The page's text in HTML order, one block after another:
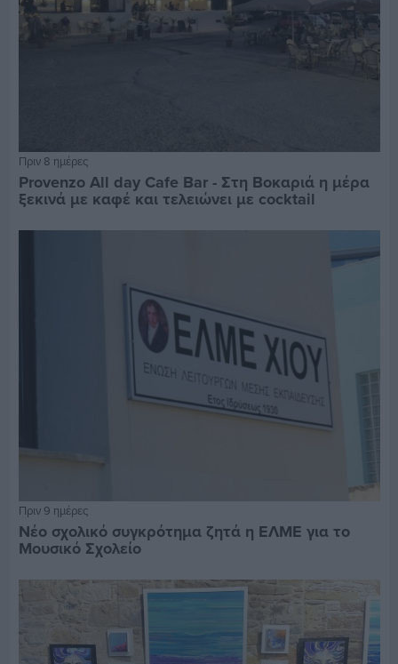
Πριν 8 ημέρες
Provenzo All day Cafe Bar - Στη Βοκαριά η μέρα
ξεκινά με καφέ και τελειώνει με cocktail
Πριν 9 ημέρες
Νέο σχολικό συγκρότημα ζητά η ΕΛΜΕ για το
Μουσικό Σχολείο